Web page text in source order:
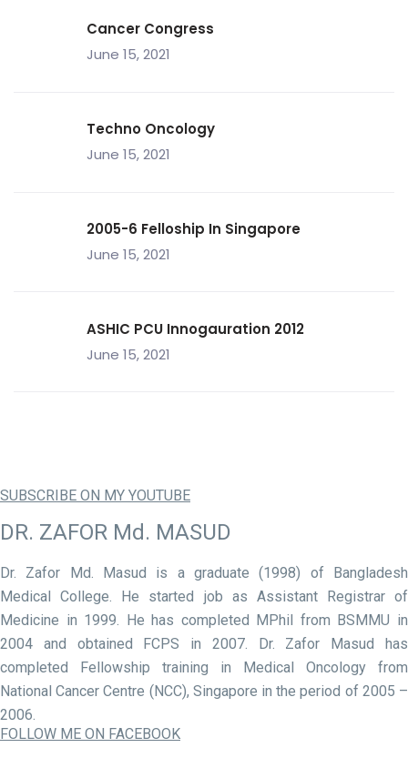
Cancer Congress
June 15, 2021
Techno Oncology
June 15, 2021
2005-6 Felloship In Singapore
June 15, 2021
ASHIC PCU Innogauration 2012
June 15, 2021
SUBSCRIBE ON MY YOUTUBE
DR. ZAFOR Md. MASUD
Dr. Zafor Md. Masud is a graduate (1998) of Bangladesh
Medical College. He started job as Assistant Registrar of
Medicine in 1999. He has completed MPhil from BSMMU in
2004 and obtained FCPS in 2007. Dr. Zafor Masud has
completed Fellowship training in Medical Oncology from
National Cancer Centre (NCC), Singapore in the period of 2005 –
2006.
FOLLOW ME ON FACEBOOK